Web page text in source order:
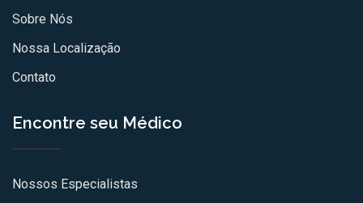
Sobre Nós
Nossa Localização
Contato
Encontre seu Médico
Nossos Especialistas